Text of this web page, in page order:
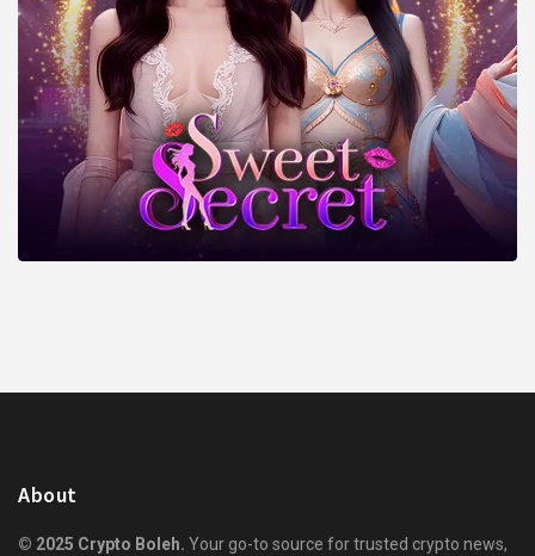
About
© 2025 Crypto Boleh. Your go-to source for trusted crypto news,